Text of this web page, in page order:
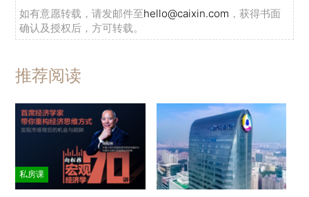
如有意愿转载，请发邮件至hello@caixin.com ，获得书面
确认及授权后，方可转载。
推荐阅读
私房课